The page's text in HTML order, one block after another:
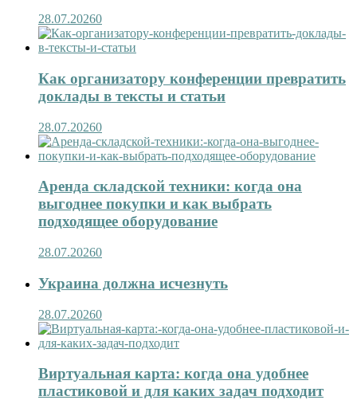
28.07.20260
Как организатору конференции превратить
доклады в тексты и статьи
28.07.20260
Аренда складской техники: когда она
выгоднее покупки и как выбрать
подходящее оборудование
28.07.20260
Украина должна исчезнуть
28.07.20260
Виртуальная карта: когда она удобнее
пластиковой и для каких задач подходит